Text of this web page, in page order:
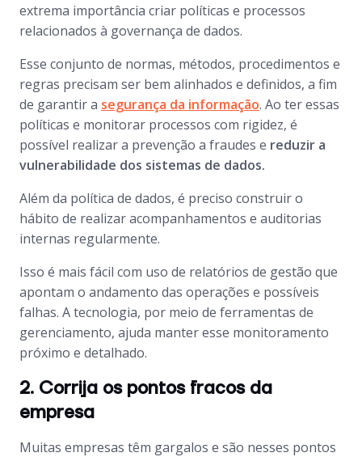
extrema importância criar políticas e processos
relacionados à governança de dados.
Esse conjunto de normas, métodos, procedimentos e
regras precisam ser bem alinhados e definidos, a fim
de garantir a segurança da informação. Ao ter essas
políticas e monitorar processos com rigidez, é
possível realizar a prevenção a fraudes e reduzir a
vulnerabilidade dos sistemas de dados.
Além da política de dados, é preciso construir o
hábito de realizar acompanhamentos e auditorias
internas regularmente.
Isso é mais fácil com uso de relatórios de gestão que
apontam o andamento das operações e possíveis
falhas. A tecnologia, por meio de ferramentas de
gerenciamento, ajuda manter esse monitoramento
próximo e detalhado.
2. Corrija os pontos fracos da
empresa
Muitas empresas têm gargalos e são nesses pontos